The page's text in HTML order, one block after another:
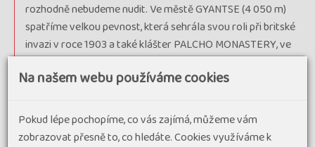
rozhodně nebudeme nudit. Ve městě GYANTSE (4 050 m)
spatříme velkou pevnost, která sehrála svou roli při britské
invazi v roce 1903 a také klášter PALCHO MONASTERY, ve
kterém nás zaujme několikapatrová pagoda, kterou
navštívíme, a ze které si vychutnáme výhledy do okolní
SHIGATZE (4 000 m).
11. den : snídaně, brzy ráno prohlídka sídla druhého
Na našem webu používáme cookies
Pokud lépe pochopíme, co vás zajímá, můžeme vám
zobrazovat přesně to, co hledáte. Cookies využíváme k